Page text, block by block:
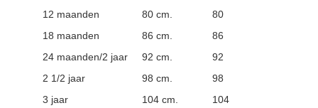
12 maanden
80 cm.
80
18 maanden
86 cm.
86
24 maanden/2 jaar
92 cm.
92
2 1/2 jaar
98 cm.
98
3 jaar
104 cm.
104